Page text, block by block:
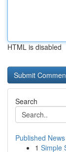
HTML is disabled
Search
Published News
1 Simple